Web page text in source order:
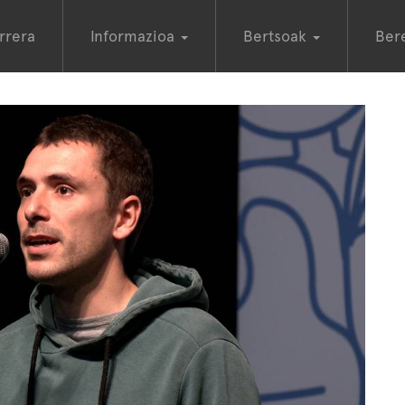
Informazioa Bertsoak